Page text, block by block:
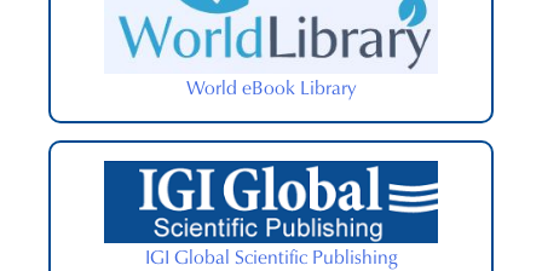
World eBook Library
IGI Global Scientific Publishing